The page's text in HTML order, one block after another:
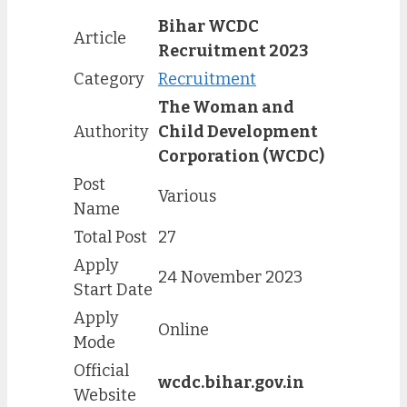
Article
Bihar WCDC
Recruitment 2023
Category
Recruitment
Authority
The Woman and
Child Development
Corporation (WCDC)
Post
Name
Various
Total Post 27
Apply
Start Date
24 November 2023
Apply
Mode
Online
Official
Website
wcdc.bihar.gov.in